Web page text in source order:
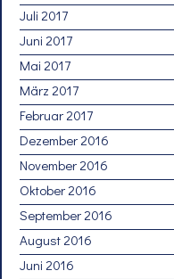
Juli 2017
Juni 2017
Mai 2017
März 2017
Februar 2017
Dezember 2016
November 2016
Oktober 2016
September 2016
August 2016
Juni 2016